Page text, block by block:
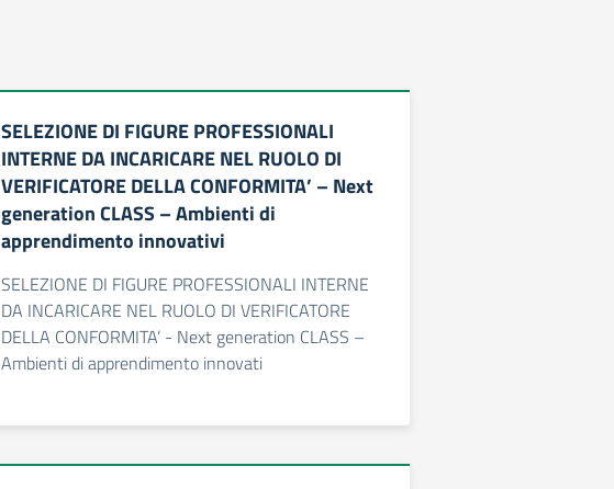
SELEZIONE DI FIGURE PROFESSIONALI
INTERNE DA INCARICARE NEL RUOLO DI
VERIFICATORE DELLA CONFORMITA’ – Next
generation CLASS – Ambienti di
apprendimento innovativi
SELEZIONE DI FIGURE PROFESSIONALI INTERNE
DA INCARICARE NEL RUOLO DI VERIFICATORE
DELLA CONFORMITA’ - Next generation CLASS –
Ambienti di apprendimento innovati